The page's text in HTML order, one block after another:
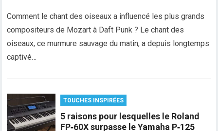
Comment le chant des oiseaux a influencé les plus grands
compositeurs de Mozart à Daft Punk ? Le chant des
oiseaux, ce murmure sauvage du matin, a depuis longtemps
captivé…
TOUCHES INSPIRÉES
5 raisons pour lesquelles le Roland
FP‑60X surpasse le Yamaha P‑125